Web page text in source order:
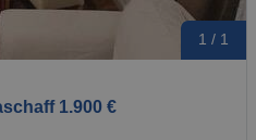
1 / 1
1.900 €